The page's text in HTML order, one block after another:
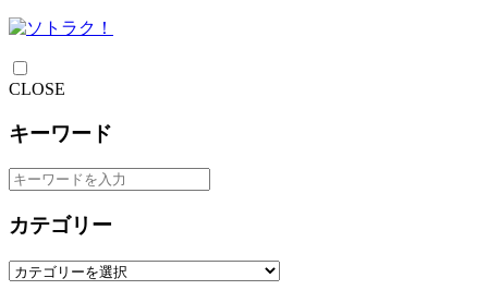
CLOSE
キーワード
カテゴリー